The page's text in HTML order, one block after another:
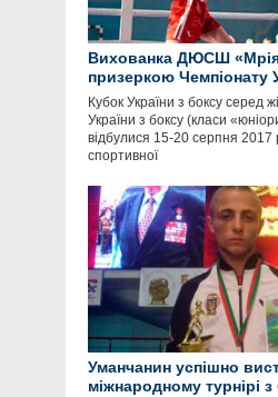
Вихованка ДЮСШ
призеркою Чемпіонату
Кубок України з боксу серед
України з боксу (класи
відбулися 15-20 серпня 2017
спортивної
Уманчанин успішно
міжнародному турнірі з